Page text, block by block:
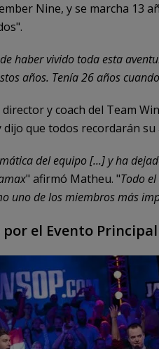
Nine, y se marcha 13
haber vivido toda esta
años. Tenía 26 años
director y coach del Team
que todos recordarán su
del equipo [...] y ha
" afirmó Matheu. "Todo
uno de los miembros más
el Evento Principal